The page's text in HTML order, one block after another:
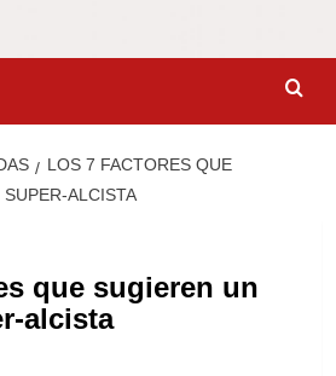
LOS 7 FACTORES QUE
ALCISTA
que sugieren un
alcista